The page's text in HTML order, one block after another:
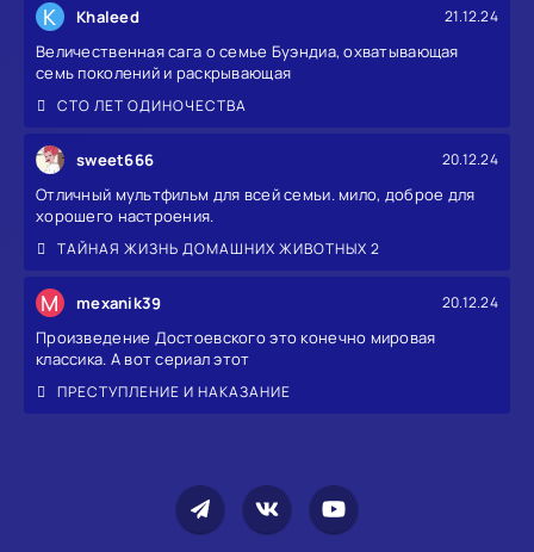
K Khaleed 21.12.24
Величественная сага о семье Буэндиа, охватывающая
семь поколений и раскрывающая
СТО ЛЕТ ОДИНОЧЕСТВА
sweet666 20.12.24
Отличный мультфильм для всей семьи. мило, доброе для
хорошего настроения.
ТАЙНАЯ ЖИЗНЬ ДОМАШНИХ ЖИВОТНЫХ 2
M mexanik39 20.12.24
Произведение Достоевского это конечно мировая
классика. А вот сериал этот
ПРЕСТУПЛЕНИЕ И НАКАЗАНИЕ